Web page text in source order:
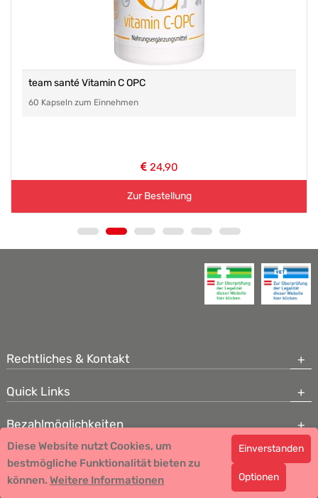
team santé Vitamin C OPC
60 Kapseln zum Einnehmen
24,90
Zur Bestellung
Rechtliches & Kontakt
Quick Links
Bezahlmöglichkeiten
Copyright © 2026 Team Santé Salvator Apotheke - GDP zertifiziert
Remedia Homöopathie GmbH GMP zertifizierter Arzneihersteller
Diese Website nutzt Cookies, um
bestmögliche Funktionalität bieten zu
können. Weitere Informationen
Einverstanden
Optionen